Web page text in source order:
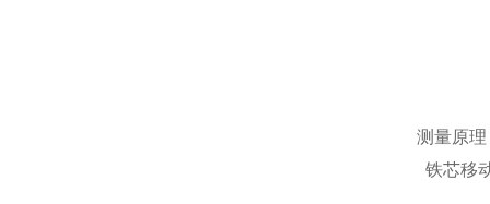
测量原
铁芯移